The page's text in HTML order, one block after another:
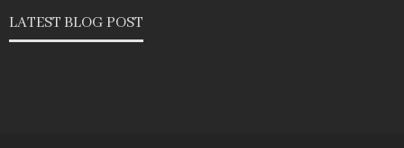
LATEST BLOG POST